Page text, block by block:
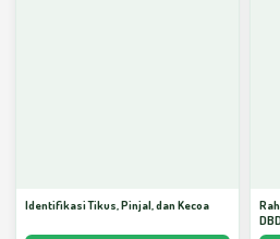
Identifikasi Tikus, Pinjal, dan Kecoa